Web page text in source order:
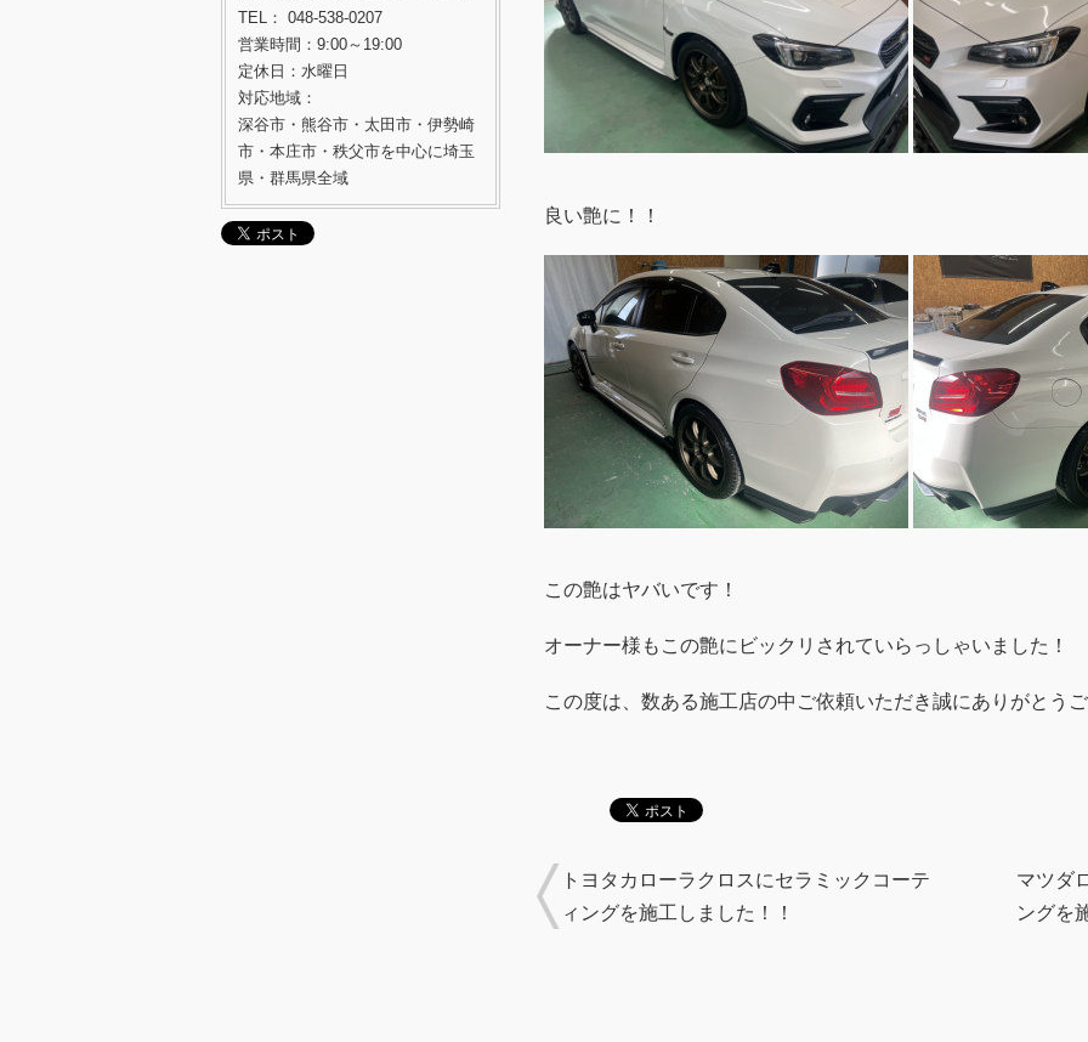
TEL： 048-538-0207
営業時間：9:00～19:00
定休日：水曜日
対応地域：
深谷市・熊谷市・太田市・伊勢崎
市・本庄市・秩父市を中心に埼玉
県・群馬県全域
良い艶に！！
この艶はヤバいです！
オーナー様もこの艶にビックリされていらっしゃいました！
この度は、数ある施工店の中ご依頼いただき誠にありがとう
トヨタカローラクロスにセラミックコーテ
ィングを施工しました！！
マツダ
ングを